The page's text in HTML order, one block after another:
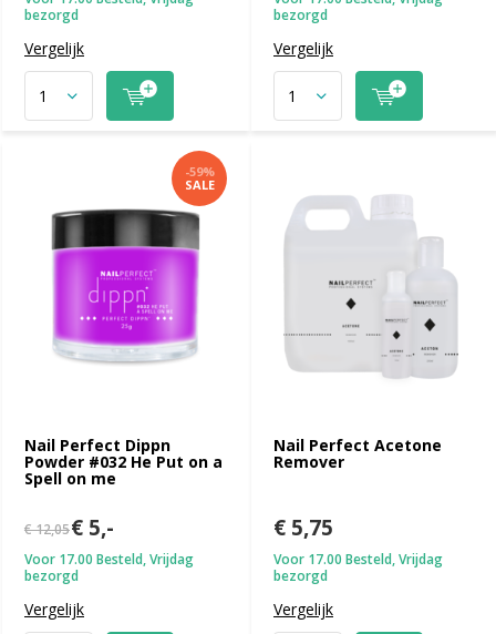
bezorgd
Vergelijk
bezorgd
Vergelijk
Nail Perfect Dippn
Powder #032 He Put on a
Spell on me
-59%
SALE
€ 12,05€ 5,-
Voor 17.00 Besteld, Vrijdag
bezorgd
Vergelijk
Nail Perfect Acetone
Remover
€ 5,75
Voor 17.00 Besteld, Vrijdag
bezorgd
Vergelijk